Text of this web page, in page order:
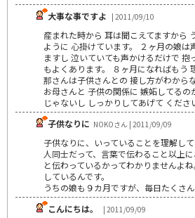
大事な事ですよ | 2011/09/10
産まれた時から 耳は聞こえてますから
ように 心掛けています。 ２ヶ月の娘は
ますし 泣いていても声かけるだけで 抱
もよくあります。 ８ヶ月になればもう
那さんは子供さんとの 接し方がわから
お母さんと 子供の関係に 嫉妬してる
じゃないし しっかりしてあげて くださ
子供なりに NOKOさん | 2011/09/09
子供なりに、いっていることを理解し
人同士だって、言葉で伝わること以上
と伝わっているかってわかりませんよ
しているんです。
うちの娘も９カ月ですが、毎日たくさ
こんにちは。
| 2011/09/09